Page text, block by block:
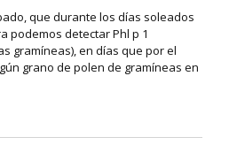
que durante los días soleados
podemos detectar Phl p 1
gramíneas), en días que por el
grano de polen de gramíneas en